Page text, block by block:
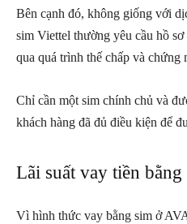
Bên cạnh đó, không giống với
sim Viettel thường yêu cầu hồ
qua quá trình thế chấp và chứng
Chỉ cần một sim chính chủ và
khách hàng đã đủ điều kiện để
Lãi suất vay tiền
Vì hình thức vay bằng sim ở